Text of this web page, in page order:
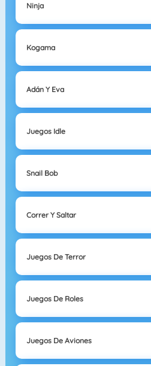
Ninja
Kogama
Adán Y Eva
Juegos Idle
Snail Bob
Correr Y Saltar
Juegos De Terror
Juegos De Roles
Juegos De Aviones